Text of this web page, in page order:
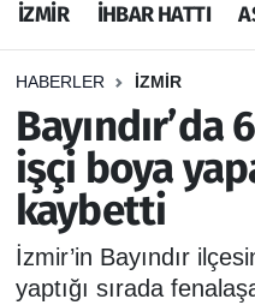
İZMİR İHBAR HATTI
HABERLER İZMİR
Bayındır’da
işçi boya
kaybetti
İzmir’in Bayındır
yaptığı sırada
İHBAR HATTI
DEPREM
GENEL
EKONOMİ
SİYASET
İzmir Hava Durumu
İzmir Namaz
İzmir Trafik
Puan Durumu ve
Tüm Manşetler